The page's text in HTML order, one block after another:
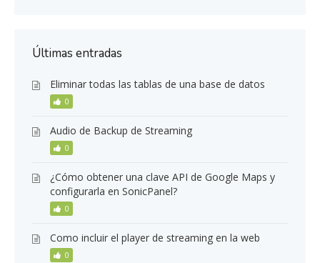
Últimas entradas
Eliminar todas las tablas de una base de datos
0
Audio de Backup de Streaming
0
¿Cómo obtener una clave API de Google Maps y
configurarla en SonicPanel?
0
Como incluir el player de streaming en la web
0